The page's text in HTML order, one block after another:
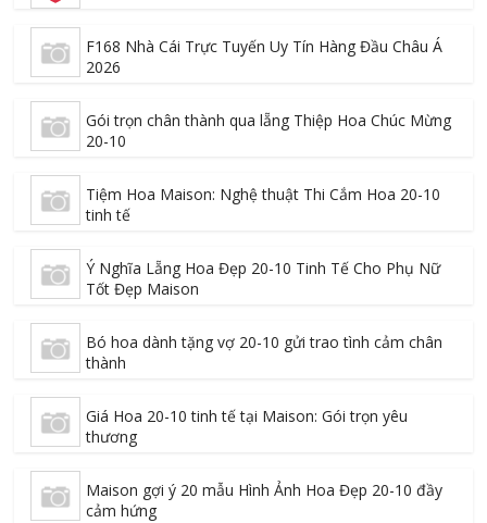
F168 Nhà Cái Trực Tuyến Uy Tín Hàng Đầu Châu Á
2026
Gói trọn chân thành qua lẵng Thiệp Hoa Chúc Mừng
20-10
Tiệm Hoa Maison: Nghệ thuật Thi Cắm Hoa 20-10
tinh tế
Ý Nghĩa Lẵng Hoa Đẹp 20-10 Tinh Tế Cho Phụ Nữ
Tốt Đẹp Maison
Bó hoa dành tặng vợ 20-10 gửi trao tình cảm chân
thành
Giá Hoa 20-10 tinh tế tại Maison: Gói trọn yêu
thương
Maison gợi ý 20 mẫu Hình Ảnh Hoa Đẹp 20-10 đầy
cảm hứng